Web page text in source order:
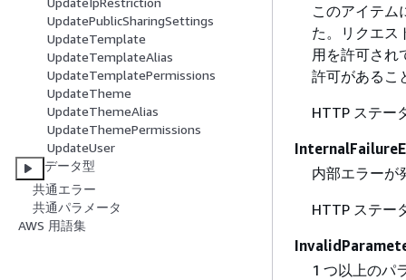
UpdatePublicSharingSettings
UpdateTemplate
UpdateTemplateAlias
UpdateTemplatePermissions
UpdateTheme
UpdateThemeAlias
UpdateThemePermissions
UpdateUser
データ型
共通エラー
共通パラメータ
AWS 用語集
このアイテム
た。リクエス
用を許可され
許可があるこ
HTTP ステー
内部エラーが
HTTP ステー
1 つ以上のパ